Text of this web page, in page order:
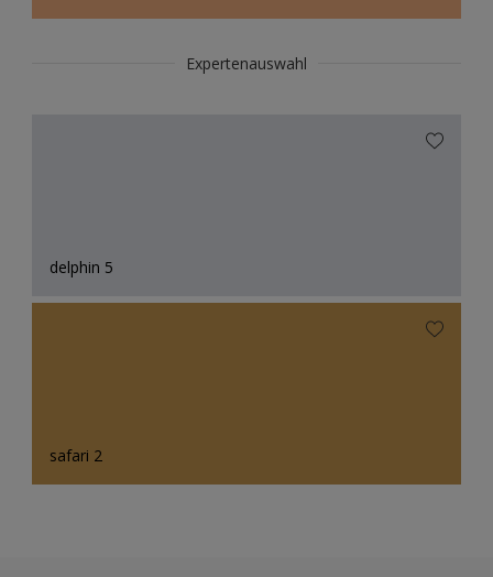
Expertenauswahl
delphin 5
safari 2